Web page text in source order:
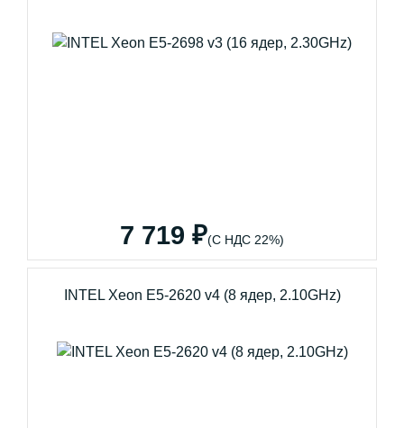
7 719 ₽(С НДС 22%)
INTEL Xeon E5-2620 v4 (8 ядер, 2.10GHz)